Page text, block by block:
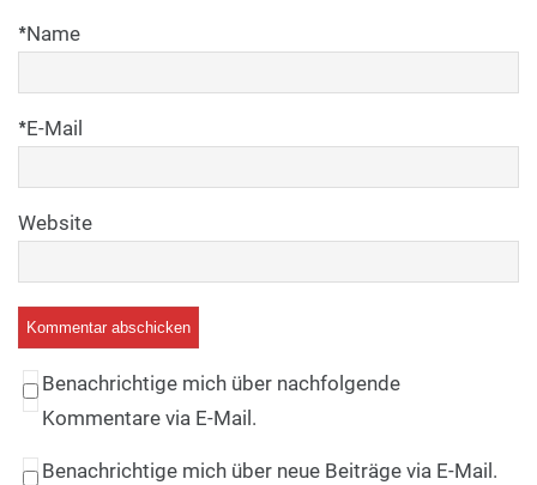
Name
*
E-Mail
*
Website
Benachrichtige mich über nachfolgende
Kommentare via E-Mail.
Benachrichtige mich über neue Beiträge via E-Mail.